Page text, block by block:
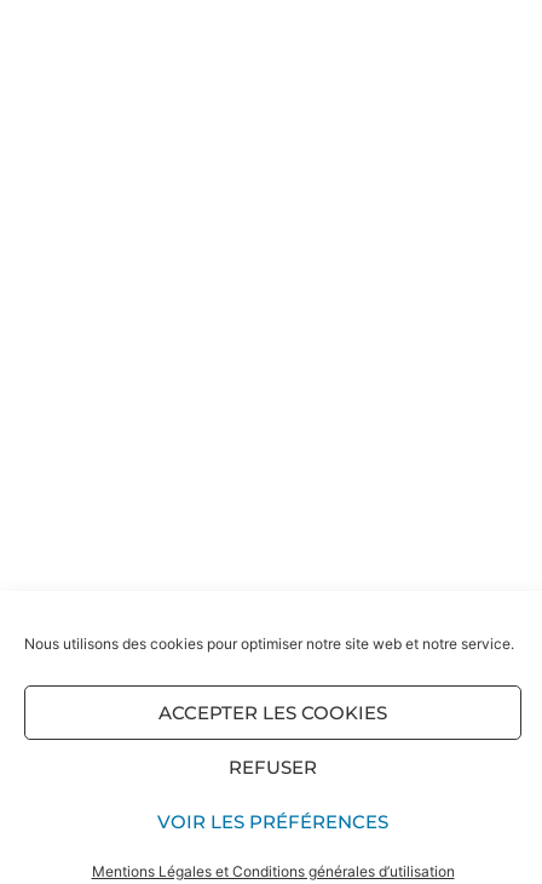
Nous utilisons des cookies pour optimiser notre site web et notre service.
ACCEPTER LES COOKIES
REFUSER
VOIR LES PRÉFÉRENCES
Mentions Légales et Conditions générales d’utilisation